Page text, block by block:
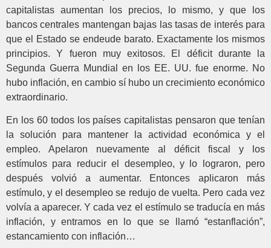
capitalistas aumentan los precios, lo mismo, y que los
bancos centrales mantengan bajas las tasas de interés para
que el Estado se endeude barato. Exactamente los mismos
principios. Y fueron muy exitosos. El déficit durante la
Segunda Guerra Mundial en los EE. UU. fue enorme. No
hubo inflación, en cambio sí hubo un crecimiento económico
extraordinario.
En los 60 todos los países capitalistas pensaron que tenían
la solución para mantener la actividad económica y el
empleo. Apelaron nuevamente al déficit fiscal y los
estímulos para reducir el desempleo, y lo lograron, pero
después volvió a aumentar. Entonces aplicaron más
estímulo, y el desempleo se redujo de vuelta. Pero cada vez
volvía a aparecer. Y cada vez el estímulo se traducía en más
inflación, y entramos en lo que se llamó “estanflación”,
estancamiento con inflación…